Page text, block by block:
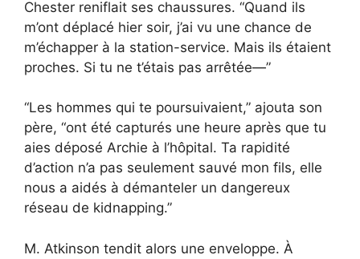
Chester reniflait ses chaussures. “Quand ils
m’ont déplacé hier soir, j’ai vu une chance de
m’échapper à la station-service. Mais ils étaient
proches. Si tu ne t’étais pas arrêtée—”
“Les hommes qui te poursuivaient,” ajouta son
père, “ont été capturés une heure après que tu
aies déposé Archie à l’hôpital. Ta rapidité
d’action n’a pas seulement sauvé mon fils, elle
nous a aidés à démanteler un dangereux
réseau de kidnapping.”
M. Atkinson tendit alors une enveloppe. À